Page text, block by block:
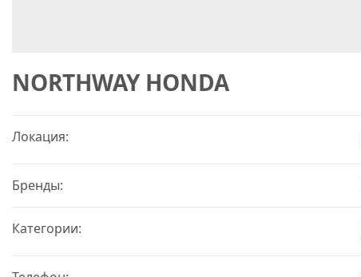
NORTHWAY HONDA
Локация:
Бренды:
Категории: